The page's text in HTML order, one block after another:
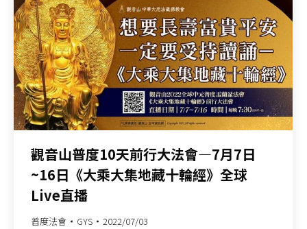
觀音山普度10天前行大法會—7月7日
~16日《大乘大集地藏十輪經》全球
Live直播
普度法會 GYS 2022/07/03